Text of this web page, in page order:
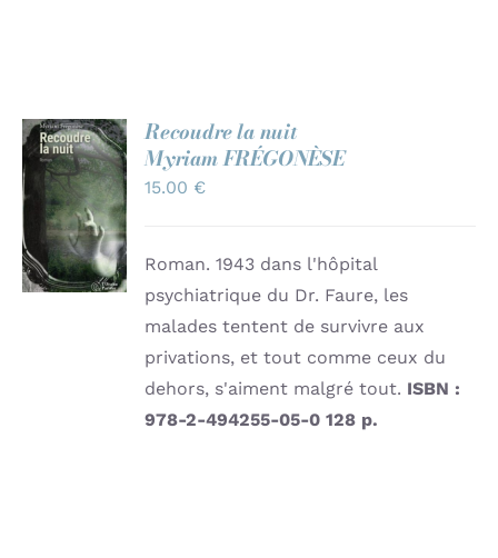
AJOUTER
AU
PANIER
/
DÉTAILS
Recoudre la nuit
Myriam FRÉGONÈSE
15.00 €
Roman. 1943 dans l'hôpital
psychiatrique du Dr. Faure, les
malades tentent de survivre aux
privations, et tout comme ceux du
dehors, s'aiment malgré tout. ISBN :
978-2-494255-05-0128 p.